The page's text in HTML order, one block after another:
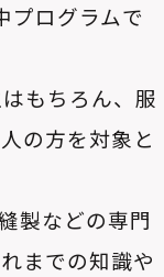
プログラムで
もちろん、服
の方を対象と
製などの専門
までの知識や